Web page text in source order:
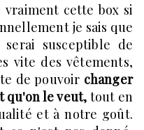
vraiment cette box si
je sais que
susceptible de
vite des vêtements,
de pouvoir changer
qu'on le veut, tout en
et à notre goût.